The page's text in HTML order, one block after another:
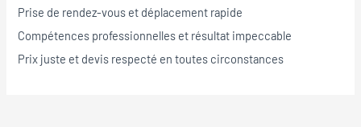
Prise de rendez-vous et déplacement rapide
Compétences professionnelles et résultat impeccable
Prix juste et devis respecté en toutes circonstances